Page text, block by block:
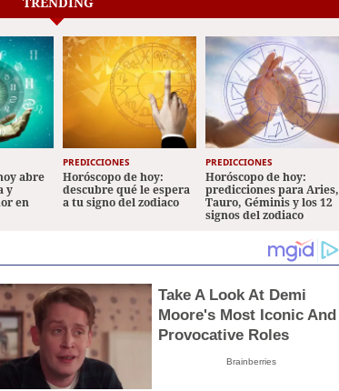
abre
y
en
PREDICCIONES
Horóscopo de hoy:
descubre qué le espera
a tu signo del zodiaco
PREDICCIONES
Horóscopo de hoy:
predicciones para Aries,
Tauro, Géminis y los 12
signos del zodiaco
Take A Look At Demi
Moore's Most Iconic And
Provocative Roles
Brainberries